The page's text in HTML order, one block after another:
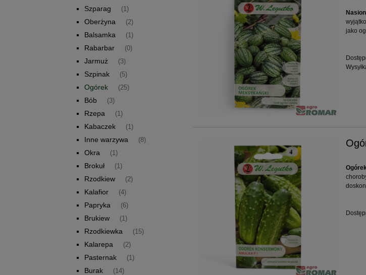
Szparag (1)
Oberżyna (2)
Balsamka (1)
Rabarbar (0)
Jarmuż (3)
Szpinak (5)
Ogórek (25)
Bób (3)
Rzepa (1)
Kabaczek (1)
Inne warzywa (8)
Okra (1)
Brokuł (1)
Rzodkiew (2)
Kalafior (4)
Papryka (6)
Brukiew (1)
Rzodkiewka (15)
Kalarepa (2)
Pasternak (1)
Burak (14)
jako